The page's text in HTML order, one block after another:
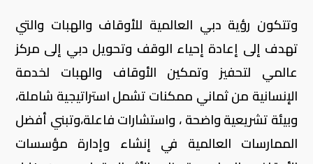
وتتكون رؤية دبي العالمية للأوقاف والهبات والتي
تهدف إلى إعادة إحياء الوقف وتحويل دبي إلى مركز
عالمي لتحفيز وتمكين الأوقاف والهبات لخدمة
الإنسانية من ثماني ممكنات تشمل استراتيجية شاملة،
وبيئة تشريعية واضحة ، واستشارات فاعلة،وتبني أفضل
الممارسات العالمية في إنشاء وإدارة مؤسسات